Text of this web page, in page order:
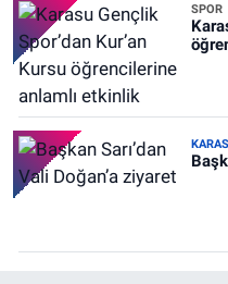
SPOR